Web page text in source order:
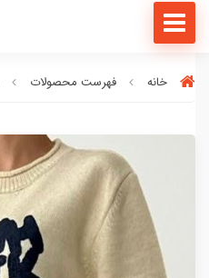
خانه فهرست محصولات